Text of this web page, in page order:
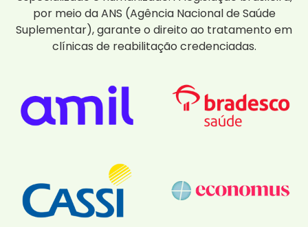
por meio da ANS (Agência Nacional de Saúde
Suplementar), garante o direito ao tratamento em
clínicas de reabilitação credenciadas.